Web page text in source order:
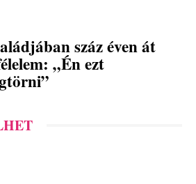
száz éven át
„Én ezt